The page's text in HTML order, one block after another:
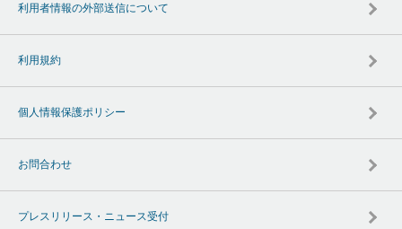
利用者情報の外部送信について
利用規約
個人情報保護ポリシー
お問合わせ
プレスリリース・ニュース受付